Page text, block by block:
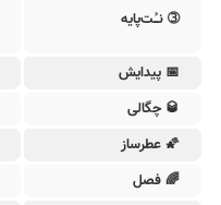
➂ نـُت‌پایه
📅 پیدایش
🥃 چگالی
🌠 عطرساز
🌈 فصل